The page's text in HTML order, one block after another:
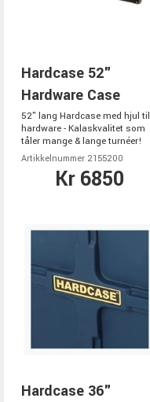
Hardcase 52"
Hardware Case
52" lang Hardcase med hjul til
hardware - Kalaskvalitet som
tåler mange & lange turnéer!
Artikkelnummer 2155200
Kr 6850
Hardcase 36"